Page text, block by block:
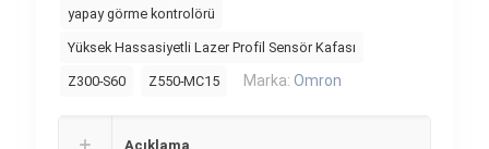
yapay görme kontrolörü
Yüksek Hassasiyetli Lazer Profil Sensör Kafası
Z300-S60 Z550-MC15 Marka: Omron
Açıklama